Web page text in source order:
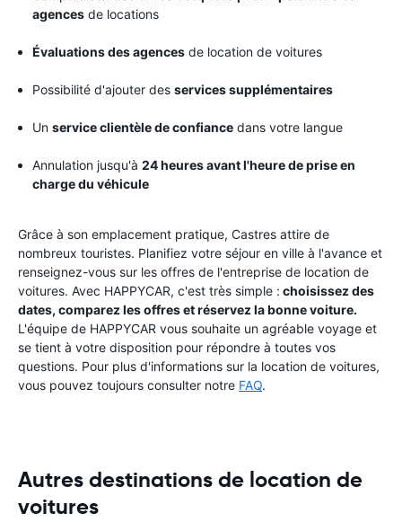
agences de locations
Évaluations des agences de location de voitures
Possibilité d'ajouter des services supplémentaires
Un service clientèle de confiance dans votre langue
Annulation jusqu'à 24 heures avant l'heure de prise en
charge du véhicule
Grâce à son emplacement pratique, Castres attire de
nombreux touristes. Planifiez votre séjour en ville à l'avance et
renseignez-vous sur les offres de l'entreprise de location de
voitures. Avec HAPPYCAR, c'est très simple : choisissez des
dates, comparez les offres et réservez la bonne voiture.
L'équipe de HAPPYCAR vous souhaite un agréable voyage et
se tient à votre disposition pour répondre à toutes vos
questions. Pour plus d'informations sur la location de voitures,
vous pouvez toujours consulter notre FAQ.
Autres destinations de location de
voitures